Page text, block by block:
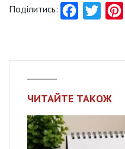
Поділитись: FacebookTwitter
ЧИТАЙТЕ ТАКОЖ